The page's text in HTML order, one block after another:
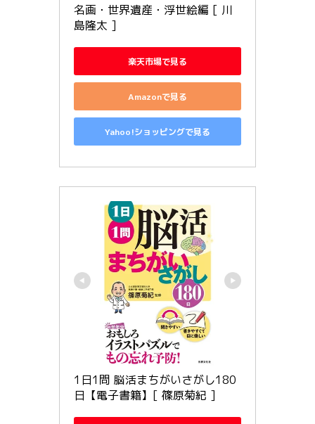
名画・世界遺産・浮世絵編 [ 川
島隆太 ]
楽天市場で見る
Amazonで見る
Yahoo!ショッピングで見る
1日1問 脳活まちがいさがし180
日【電子書籍】[ 篠原菊紀 ]